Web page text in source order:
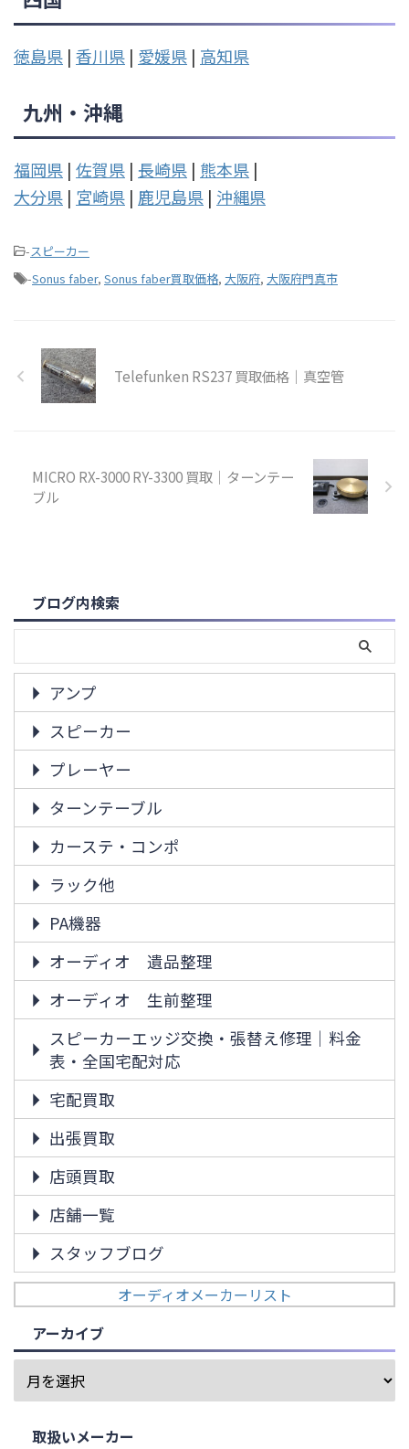
徳島県 | 香川県 | 愛媛県 | 高知県
九州・沖縄
福岡県 | 佐賀県 | 長崎県 | 熊本県 |
大分県 | 宮崎県 | 鹿児島県 | 沖縄県
-スピーカー
-Sonus faber, Sonus faber買取価格, 大阪府, 大阪府門真市
Telefunken RS237 買取価格｜真空管
MICRO RX-3000 RY-3300 買取｜ターンテー
ブル
ブログ内検索
アンプ
スピーカー
プレーヤー
ターンテーブル
カーステ・コンポ
ラック他
PA機器
オーディオ 遺品整理
オーディオ 生前整理
スピーカーエッジ交換・張替え修理｜料金
表・全国宅配対応
宅配買取
出張買取
店頭買取
店舗一覧
スタッフブログ
オーディオメーカーリスト
アーカイブ
取扱いメーカー